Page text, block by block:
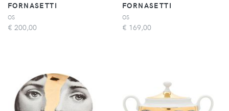
FORNASETTI
OS
€ 200,00
FORNASETTI
OS
€ 169,00